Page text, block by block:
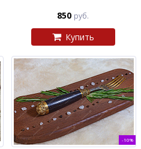
850 руб.
Купить
-10%